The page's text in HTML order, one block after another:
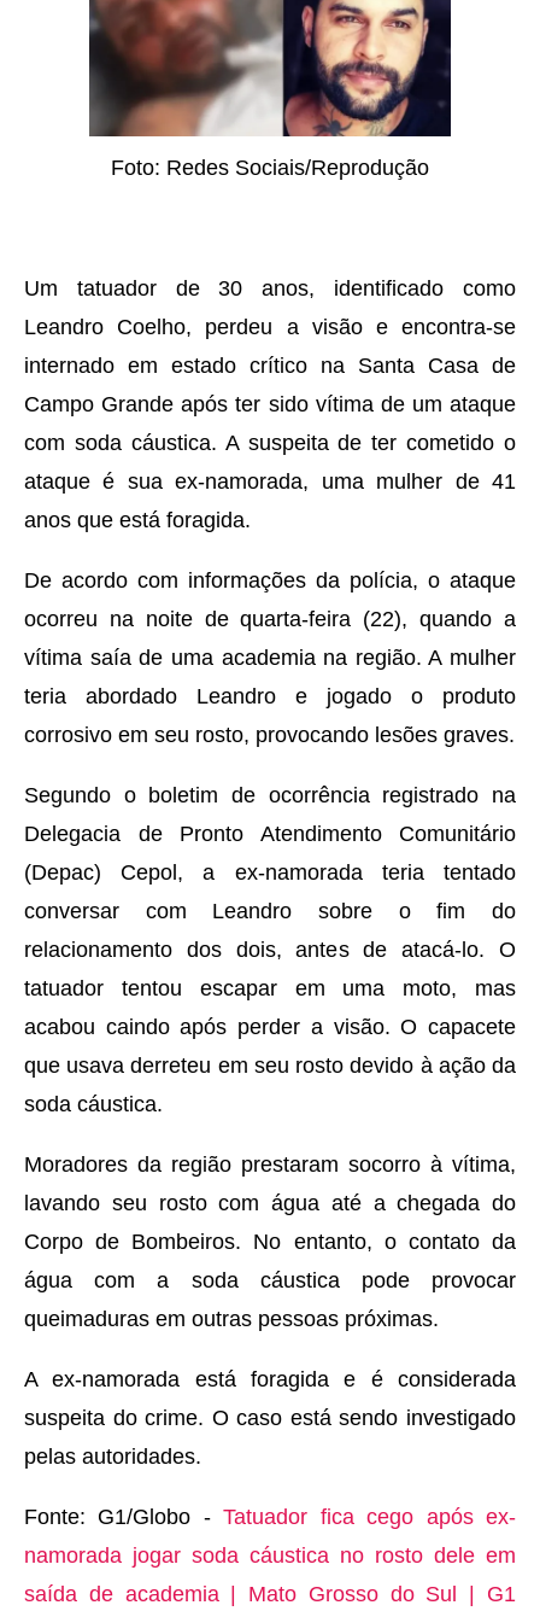
Foto: Redes Sociais/Reprodução
Um tatuador de 30 anos, identificado como
Leandro Coelho, perdeu a visão e encontra-se
internado em estado crítico na Santa Casa de
Campo Grande após ter sido vítima de um ataque
com soda cáustica. A suspeita de ter cometido o
ataque é sua ex-namorada, uma mulher de 41
anos que está foragida.
De acordo com informações da polícia, o ataque
ocorreu na noite de quarta-feira (22), quando a
vítima saía de uma academia na região. A mulher
teria abordado Leandro e jogado o produto
corrosivo em seu rosto, provocando lesões graves.
Segundo o boletim de ocorrência registrado na
Delegacia de Pronto Atendimento Comunitário
(Depac) Cepol, a ex-namorada teria tentado
conversar com Leandro sobre o fim do
relacionamento dos dois, antes de atacá-lo. O
tatuador tentou escapar em uma moto, mas
acabou caindo após perder a visão. O capacete
que usava derreteu em seu rosto devido à ação da
soda cáustica.
Moradores da região prestaram socorro à vítima,
lavando seu rosto com água até a chegada do
Corpo de Bombeiros. No entanto, o contato da
água com a soda cáustica pode provocar
queimaduras em outras pessoas próximas.
A ex-namorada está foragida e é considerada
suspeita do crime. O caso está sendo investigado
pelas autoridades.
Fonte: G1/Globo -Tatuador fica cego após ex-
namorada jogar soda cáustica no rosto dele em
saída de academia | Mato Grosso do Sul | G1